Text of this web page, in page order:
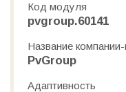
Код модуля
pvgroup.60141
Название
PvGroup
Адаптивность